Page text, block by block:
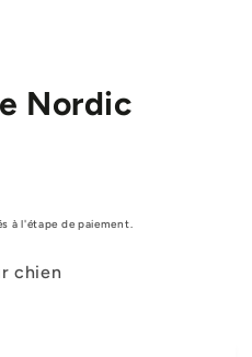
Nordic
à l'étape de paiement.
chien